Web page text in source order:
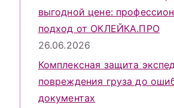
выгодной цене:
подход от ОКЛЕЙКА.ПРО
26.06.2026
Комплексная защита
повреждения груза до
документах